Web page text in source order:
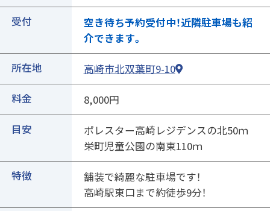
受付
空き待ち予約受付中！近隣駐車場も紹
介できます。
所在地 高崎市北双葉町9-10
料金 8,000円
目安
ポレスター高崎レジデンスの北50ｍ
栄町児童公園の南東110ｍ
特徴
舗装で綺麗な駐車場です！
高崎駅東口まで約徒歩9分！
①ご契約中の駐車場の詳細ページを開きます